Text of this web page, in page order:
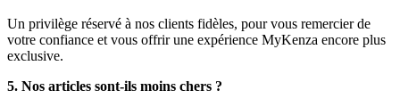
Un privilège réservé à nos clients fidèles, pour vous remercier de
votre confiance et vous offrir une expérience MyKenza encore plus
exclusive.
5. Nos articles sont-ils moins chers ?